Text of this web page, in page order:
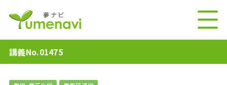
講義No.01475